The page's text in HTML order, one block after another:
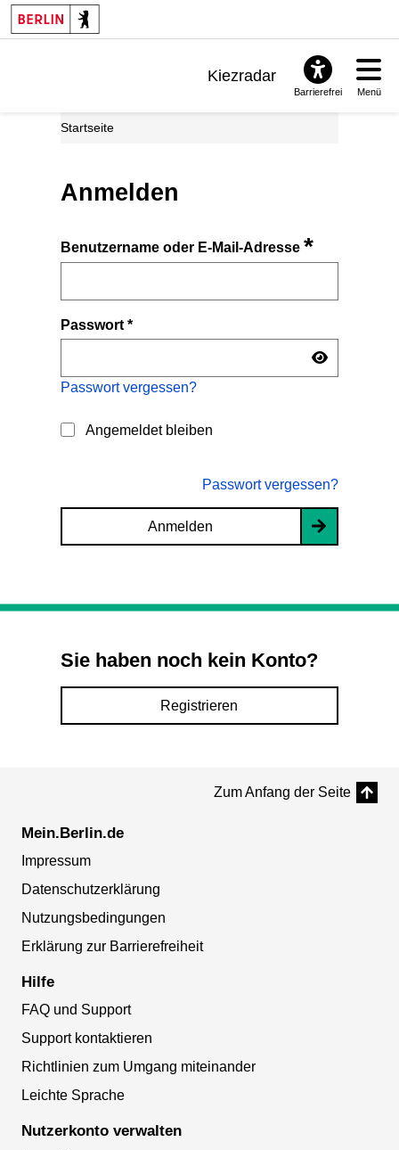
Kiezradar
Barrierefrei Menü
Startseite
Anmelden
Benutzername oder E-Mail-Adresse*
Passwort*
Passwort vergessen?
Angemeldet bleiben
Passwort vergessen?
Anmelden
Sie haben noch kein Konto?
Registrieren
Zum Anfang der Seite
Mein.Berlin.de
Impressum
Datenschutzerklärung
Nutzungsbedingungen
Erklärung zur Barrierefreiheit
Hilfe
FAQ und Support
Support kontaktieren
Richtlinien zum Umgang miteinander
Leichte Sprache
Nutzerkonto verwalten